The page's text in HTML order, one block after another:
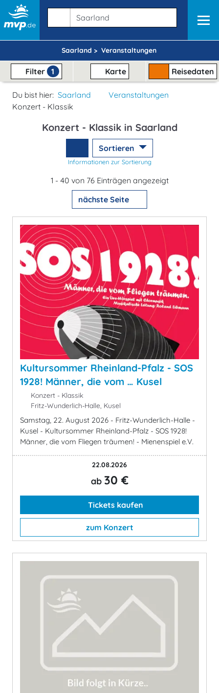
Saarland > Veranstaltungen
Filter 1 Karte Reisedaten
Du bist hier: Saarland
Veranstaltungen
Konzert - Klassik
Konzert - Klassik in Saarland
Sortieren
Informationen zur Sortierung
1 - 40 von 76 Einträgen angezeigt
nächste Seite
Kultursommer Rheinland-Pfalz - SOS
1928! Männer, die vom … Kusel
Konzert - Klassik
Fritz-Wunderlich-Halle, Kusel
Samstag, 22. August 2026 - Fritz-Wunderlich-Halle -
Kusel - Kultursommer Rheinland-Pfalz - SOS 1928!
Männer, die vom Fliegen träumen! - Mienenspiel e.V.
22.08.2026
ab 30 €
Tickets kaufen
zum Konzert